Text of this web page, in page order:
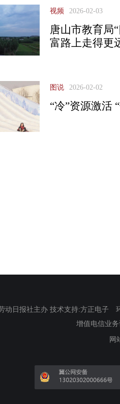
视频 2026-02-03
唐山市教育局
富路上走得更
图说 2026-02-02
“冷”资源激活
日报社主办 技术支持:方正电子
增值电信业务
网